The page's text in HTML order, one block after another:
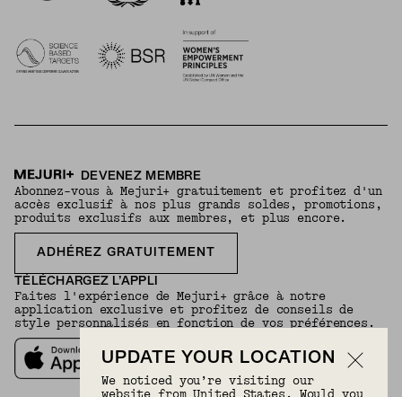
DEVENEZ MEMBRE
Abonnez-vous à Mejuri+ gratuitement et profitez d'un
accès exclusif à nos plus grands soldes, promotions,
produits exclusifs aux membres, et plus encore.
ADHÉREZ GRATUITEMENT
TÉLÉCHARGEZ L’APPLI
Faites l'expérience de Mejuri+ grâce à notre
application exclusive et profitez de conseils de
style personnalisés en fonction de vos préférences.
UPDATE YOUR LOCATION
We noticed you’re visiting our